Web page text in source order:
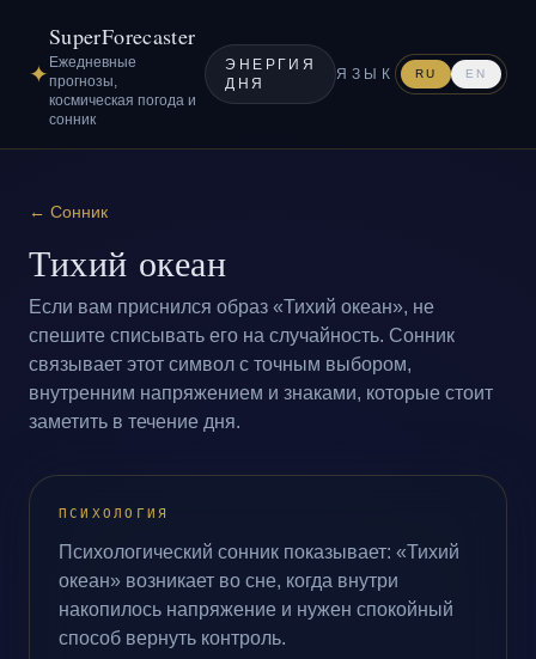
✦
SuperForecaster
Ежедневные
прогнозы,
космическая погода и
сонник
ЭНЕРГИЯ
ДНЯ
ЯЗЫК RU EN
← Сонник
Тихий океан
Если вам приснился образ «Тихий океан», не
спешите списывать его на случайность. Сонник
связывает этот символ с точным выбором,
внутренним напряжением и знаками, которые стоит
заметить в течение дня.
ПСИХОЛОГИЯ
Психологический сонник показывает: «Тихий
океан» возникает во сне, когда внутри
накопилось напряжение и нужен спокойный
способ вернуть контроль.